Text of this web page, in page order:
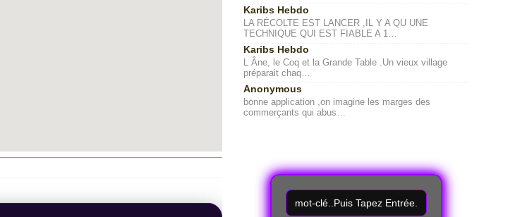
Karibs Hebdo
LA RÉCOLTE EST LANCER ,IL Y A QU UNE
TECHNIQUE QUI EST FIABLE A 1…
Karibs Hebdo
L Âne, le Coq et la Grande Table .Un vieux village
préparait chaq…
Anonymous
bonne application ,on imagine les marges des
commerçants qui abus…
R
e